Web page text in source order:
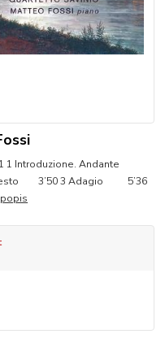
1 Introduzione. Andante
Presto 3’50 3 Adagio 5’36